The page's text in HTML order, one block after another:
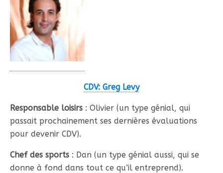
CDV: Greg Levy
Responsable loisirs : Olivier (un type génial, qui
passait prochainement ses dernières évaluations
pour devenir CDV).
Chef des sports : Dan (un type génial aussi, qui se
donne à fond dans tout ce qu’il entreprend).